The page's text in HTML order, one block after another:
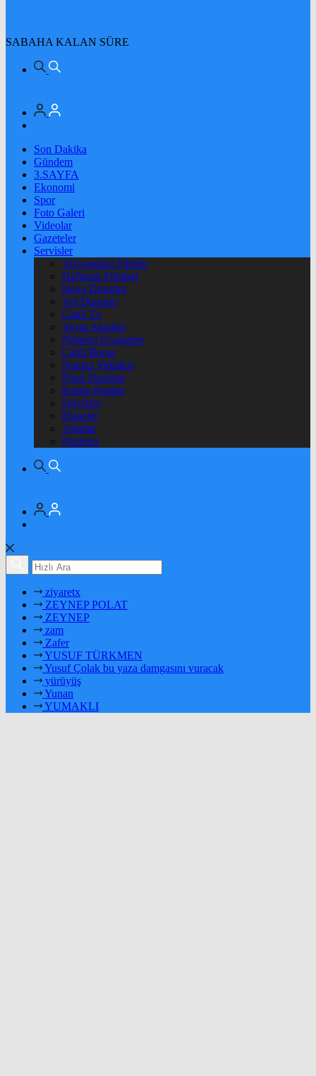
SABAHA KALAN SÜRE
Son Dakika
Gündem
3.SAYFA
Ekonomi
Spor
Foto Galeri
Videolar
Gazeteler
Servisler
Vizyondaki Filmler
Haftanin Filmleri
Hava Durumu
Yol Durumu
Canlı Tv
Yayın Akışları
Nöbetçi Eczaneler
Canlı Borsa
Namaz Vakitleri
Puan Durumu
Kripto Paralar
Dövizler
Hisseler
Altınlar
Pariteler
ziyaretx
ZEYNEP POLAT
ZEYNEP
zam
Zafer
YUSUF TÜRKMEN
Yusuf Çolak bu yaza damgasını vuracak
yürüyüş
Yunan
YUMAKLI